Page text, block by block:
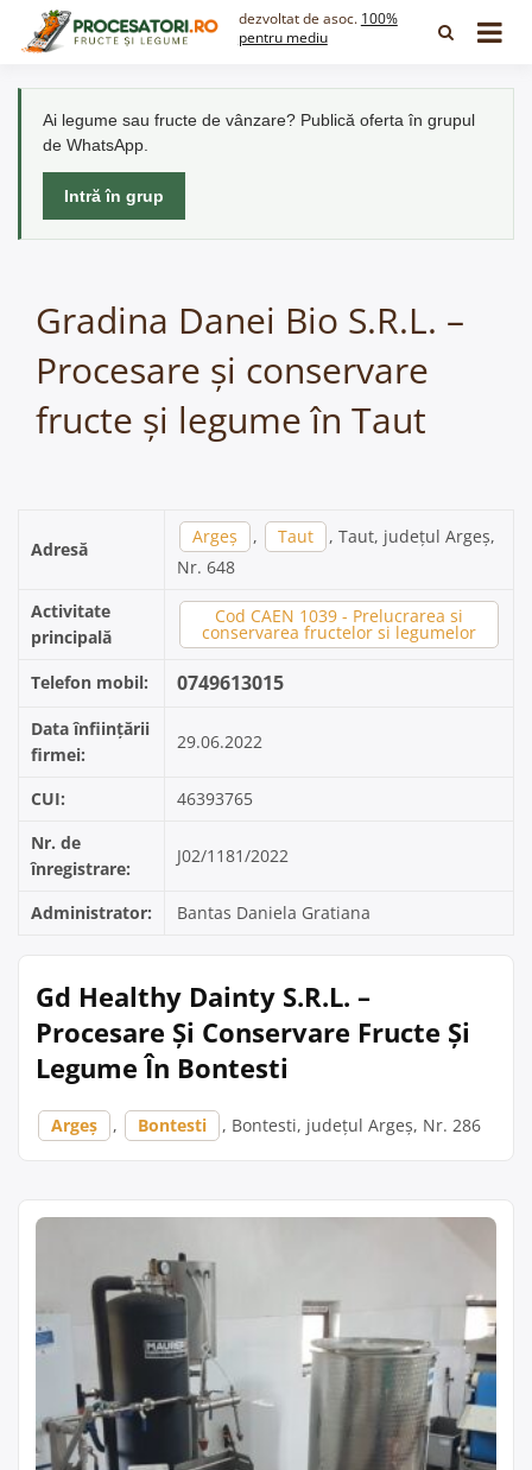
dezvoltat de asoc. 100%
pentru mediu
Ai legume sau fructe de vânzare? Publică oferta în grupul
de WhatsApp.
Intră în grup
Gradina Danei Bio S.R.L. –
Procesare și conservare
fructe și legume în Taut
Adresă
Argeș , Taut
, Taut, județul Argeș,
Nr. 648
Activitate
principală
Cod CAEN 1039 - Prelucrarea si
conservarea fructelor si legumelor
Telefon mobil: 0749613015
Data înființării
firmei:
29.06.2022
CUI:
46393765
Nr. de
înregistrare:
J02/1181/2022
Administrator: Bantas Daniela Gratiana
Gd Healthy Dainty S.R.L. –
Procesare Și Conservare Fructe Și
Legume În Bontesti
Argeș , Bontesti , Bontesti, județul Argeș, Nr. 286